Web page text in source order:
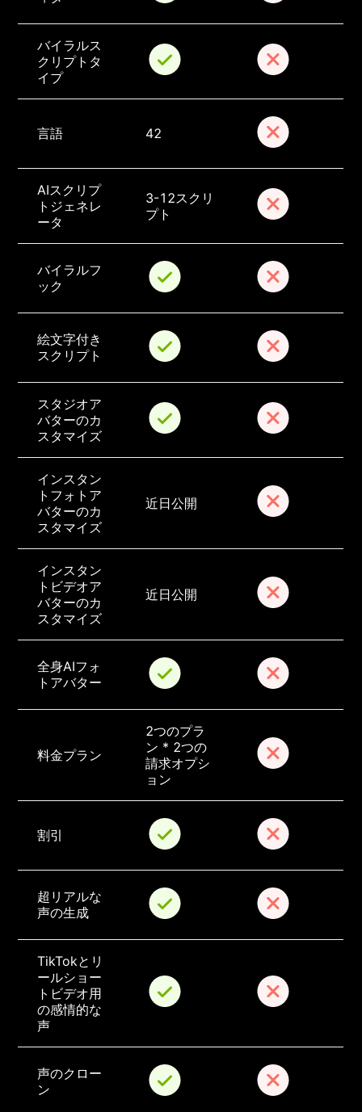
バイラルス
クリプトタ
イプ
言語 42
AIスクリプ
トジェネレ
ータ
3-12スクリ
プト
バイラルフ
ック
絵文字付き
スクリプト
スタジオア
バターのカ
スタマイズ
インスタン
トフォトア
バターのカ
スタマイズ
近日公開
インスタン
トビデオア
バターのカ
スタマイズ
近日公開
全身AIフォ
トアバター
料金プラン
2つのプラ
ン * 2つの
請求オプシ
ョン
割引
超リアルな
声の生成
TikTokとリ
ールショー
トビデオ用
の感情的な
声
声のクロー
ン